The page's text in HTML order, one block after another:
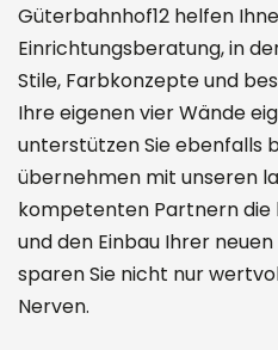
Güterbahnhof12 helfen
Einrichtungsberatung, in
Stile, Farbkonzepte und
Ihre eigenen vier Wände
unterstützen Sie ebenfalls
übernehmen mit unseren
kompetenten Partnern
und den Einbau Ihrer
sparen Sie nicht nur
Nerven.